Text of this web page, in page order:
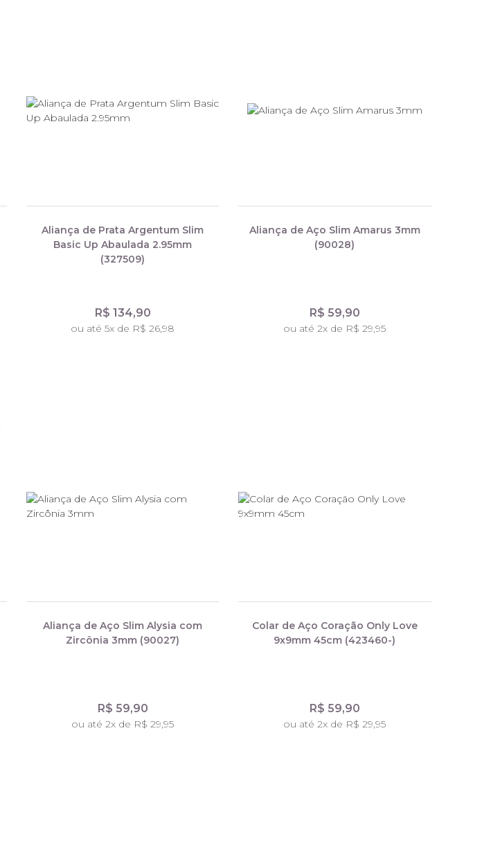
Aliança de Prata Argentum Slim
Basic Up Abaulada 2.95mm
(327509)
R$ 134,90
ou até 5x de R$ 26,98
Aliança de Aço Slim Amarus 3mm
(90028)
R$ 59,90
ou até 2x de R$ 29,95
Aliança de Aço Slim Alysia com
Zircônia 3mm (90027)
R$ 59,90
ou até 2x de R$ 29,95
Colar de Aço Coração Only Love
9x9mm 45cm (423460-)
R$ 59,90
ou até 2x de R$ 29,95